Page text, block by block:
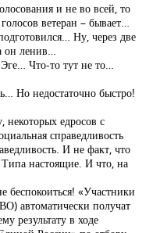
и не во всей, то
ветеран – бывает…
Ну, через две
он ленив…
Что-то тут не то…
Но недостаточно быстро!
едросов с
справедливость
И не факт, что
настоящие. И что, на
«Участники
автоматически получат
результату в ходе